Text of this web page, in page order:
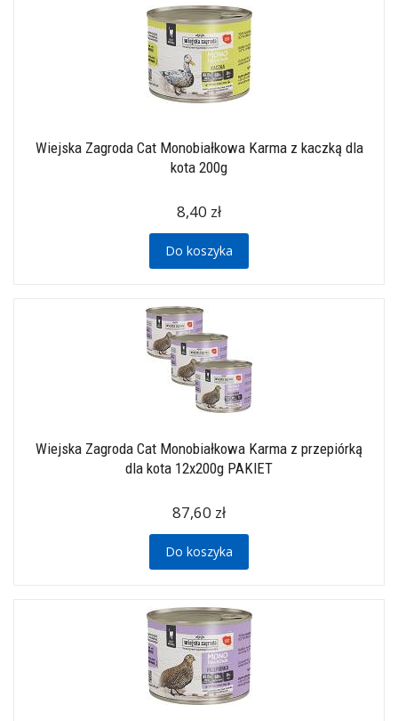
Wiejska Zagroda Cat Monobiałkowa Karma z kaczką dla
kota 200g
8,40 zł
Do koszyka
Wiejska Zagroda Cat Monobiałkowa Karma z przepiórką
dla kota 12x200g PAKIET
87,60 zł
Do koszyka